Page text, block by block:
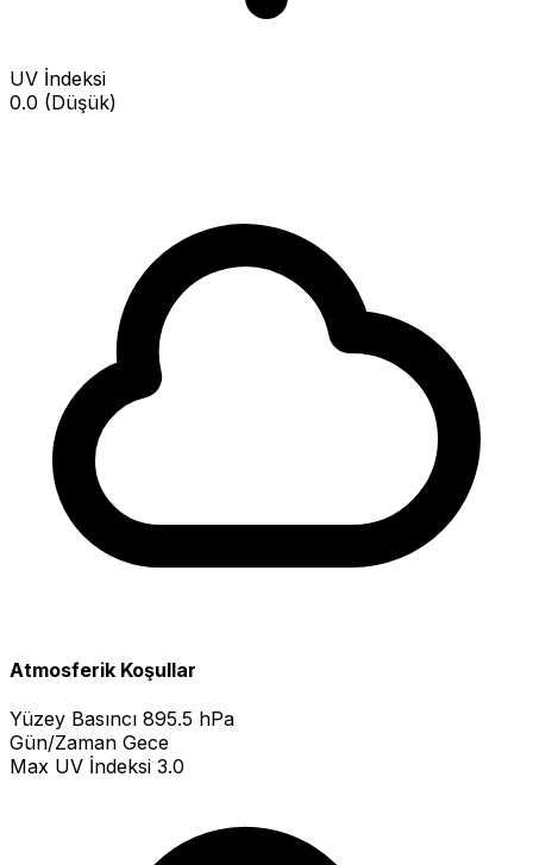
UV İndeksi
0.0 (Düşük)
Atmosferik Koşullar
Yüzey Basıncı 895.5 hPa
Gün/Zaman Gece
Max UV İndeksi 3.0